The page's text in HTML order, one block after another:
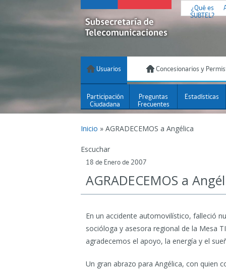
¿Qué es
SUBTEL?
Usuarios Concesionarios y
Participación
Ciudadana
Preguntas
Frecuentes
Estadísticas
Inicio » AGRADECEMOS a Angélica
Escuchar
18 de Enero de 2007
AGRADECEMOS a
En un accidente automovilístico, falleció
socióloga y asesora regional de la Mesa
agradecemos el apoyo, la energía y el
Un gran abrazo para Angélica, con quien